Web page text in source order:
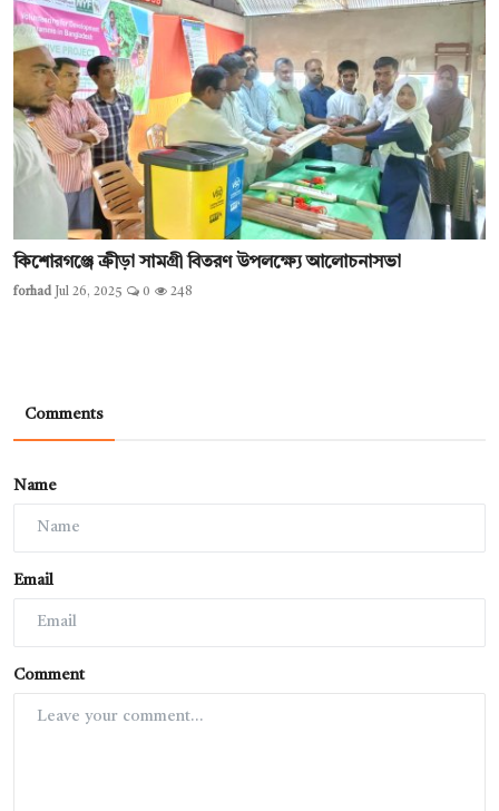
কিশোরগঞ্জে ক্রীড়া সামগ্রী বিতরণ উপলক্ষ্যে আলোচনাসভা
forhad Jul 26, 2025 0 248
Comments
Name
Email
Comment